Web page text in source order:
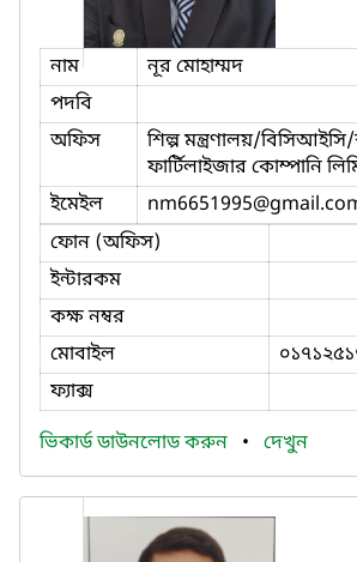
নাম
নূর মোহাম্মদ
পদবি
অফিস
শিল্প মন্ত্রণালয়/
ফার্টিলাইজার কোম্পানি
ইমেইল
nm6651995
ফোন (অফিস)
ইন্টারকম
কক্ষ নম্বর
মোবাইল
ফ্যাক্স
ভিকার্ড ডাউনলোড করুন • দেখুন